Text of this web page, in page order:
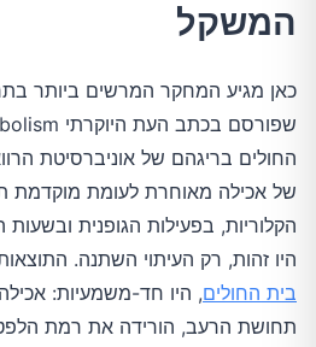
המשקל
כאן מגיע המחקר המרשים ביותר
החולים בריגהם של אוניברסיטת
של אכילה מאוחרת לעומת מוקדמת
הקלוריות, בפעילות הגופנית ובשעות
היו זהות, רק העיתוי השתנה.
בית החולים, היו חד-משמעיות:
תחושת הרעב, הורידה את רמת